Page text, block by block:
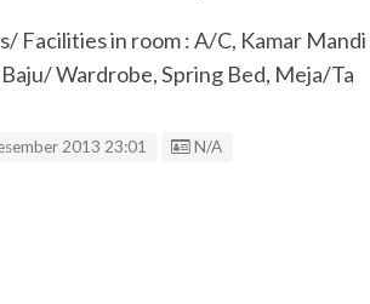
Facilities in room : A/C, Kamar
Wardrobe, Spring Bed, Meja/Ta
2013 23:01 Listing ID
N/A